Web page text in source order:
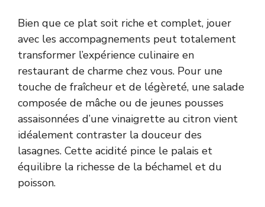
Bien que ce plat soit riche et complet, jouer
avec les accompagnements peut totalement
transformer l’expérience culinaire en
restaurant de charme chez vous. Pour une
touche de fraîcheur et de légèreté, une salade
composée de mâche ou de jeunes pousses
assaisonnées d’une vinaigrette au citron vient
idéalement contraster la douceur des
lasagnes. Cette acidité pince le palais et
équilibre la richesse de la béchamel et du
poisson.